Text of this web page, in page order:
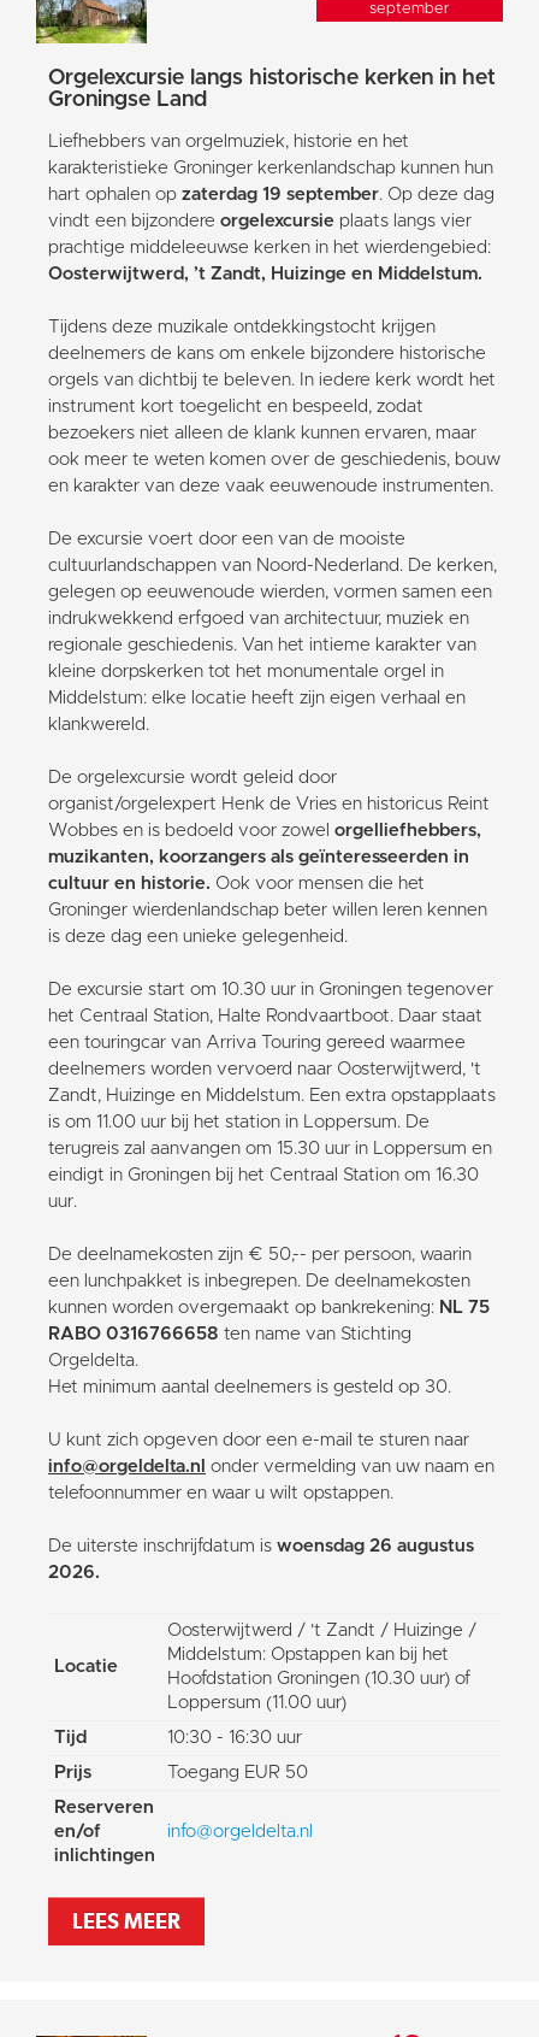
september
Orgelexcursie langs historische kerken in het
Groningse Land
Liefhebbers van orgelmuziek, historie en het
karakteristieke Groninger kerkenlandschap kunnen hun
hart ophalen op zaterdag 19 september. Op deze dag
vindt een bijzondere orgelexcursie plaats langs vier
prachtige middeleeuwse kerken in het wierdengebied:
Oosterwijtwerd, ’t Zandt, Huizinge en Middelstum.
Tijdens deze muzikale ontdekkingstocht krijgen
deelnemers de kans om enkele bijzondere historische
orgels van dichtbij te beleven. In iedere kerk wordt het
instrument kort toegelicht en bespeeld, zodat
bezoekers niet alleen de klank kunnen ervaren, maar
ook meer te weten komen over de geschiedenis, bouw
en karakter van deze vaak eeuwenoude instrumenten.
De excursie voert door een van de mooiste
cultuurlandschappen van Noord-Nederland. De kerken,
gelegen op eeuwenoude wierden, vormen samen een
indrukwekkend erfgoed van architectuur, muziek en
regionale geschiedenis. Van het intieme karakter van
kleine dorpskerken tot het monumentale orgel in
Middelstum: elke locatie heeft zijn eigen verhaal en
klankwereld.
De orgelexcursie wordt geleid door
organist/orgelexpert Henk de Vries en historicus Reint
Wobbes en is bedoeld voor zowel orgelliefhebbers,
muzikanten, koorzangers als geïnteresseerden in
cultuur en historie. Ook voor mensen die het
Groninger wierdenlandschap beter willen leren kennen
is deze dag een unieke gelegenheid.
De excursie start om 10.30 uur in Groningen tegenover
het Centraal Station, Halte Rondvaartboot. Daar staat
een touringcar van Arriva Touring gereed waarmee
deelnemers worden vervoerd naar Oosterwijtwerd, 't
Zandt, Huizinge en Middelstum. Een extra opstapplaats
is om 11.00 uur bij het station in Loppersum. De
terugreis zal aanvangen om 15.30 uur in Loppersum en
eindigt in Groningen bij het Centraal Station om 16.30
uur.
De deelnamekosten zijn € 50,-- per persoon, waarin
een lunchpakket is inbegrepen. De deelnamekosten
kunnen worden overgemaakt op bankrekening: NL 75
RABO 0316766658 ten name van Stichting
Orgeldelta.
Het minimum aantal deelnemers is gesteld op 30.
U kunt zich opgeven door een e-mail te sturen naar
info@orgeldelta.nl onder vermelding van uw naam en
telefoonnummer en waar u wilt opstappen.
De uiterste inschrijfdatum is woensdag 26 augustus
2026.
Locatie
Oosterwijtwerd / 't Zandt / Huizinge /
Middelstum: Opstappen kan bij het
Hoofdstation Groningen (10.30 uur) of
Loppersum (11.00 uur)
Tijd
10:30 - 16:30 uur
Prijs
Toegang EUR 50
Reserveren
en/of
inlichtingen
info@orgeldelta.nl
LEES MEER